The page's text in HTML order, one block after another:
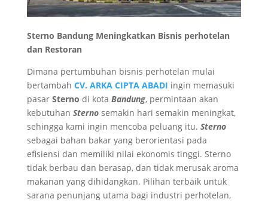
Sterno Bandung Meningkatkan Bisnis perhotelan
dan Restoran
Dimana pertumbuhan bisnis perhotelan mulai
bertambah CV. ARKA CIPTA ABADI ingin memasuki
pasar Sterno di kota Bandung, permintaan akan
kebutuhan Sternosemakin hari semakin meningkat,
sehingga kami ingin mencoba peluang itu. Sterno
sebagai bahan bakar yang berorientasi pada
efisiensi dan memiliki nilai ekonomis tinggi. Sterno
tidak berbau dan berasap, dan tidak merusak aroma
makanan yang dihidangkan. Pilihan terbaik untuk
sarana penunjang utama bagi industri perhotelan,